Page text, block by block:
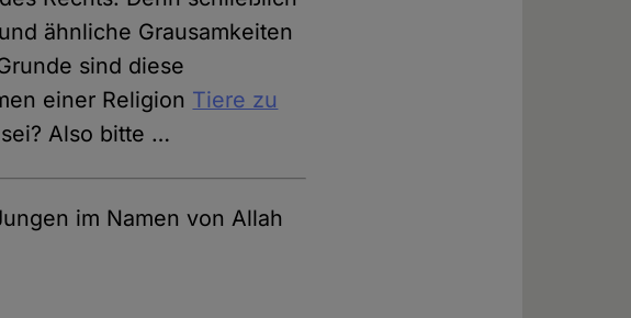
ähnliche Grausamkeiten
sind diese
einer Religion Tiere zu
Also bitte …
im Namen von Allah